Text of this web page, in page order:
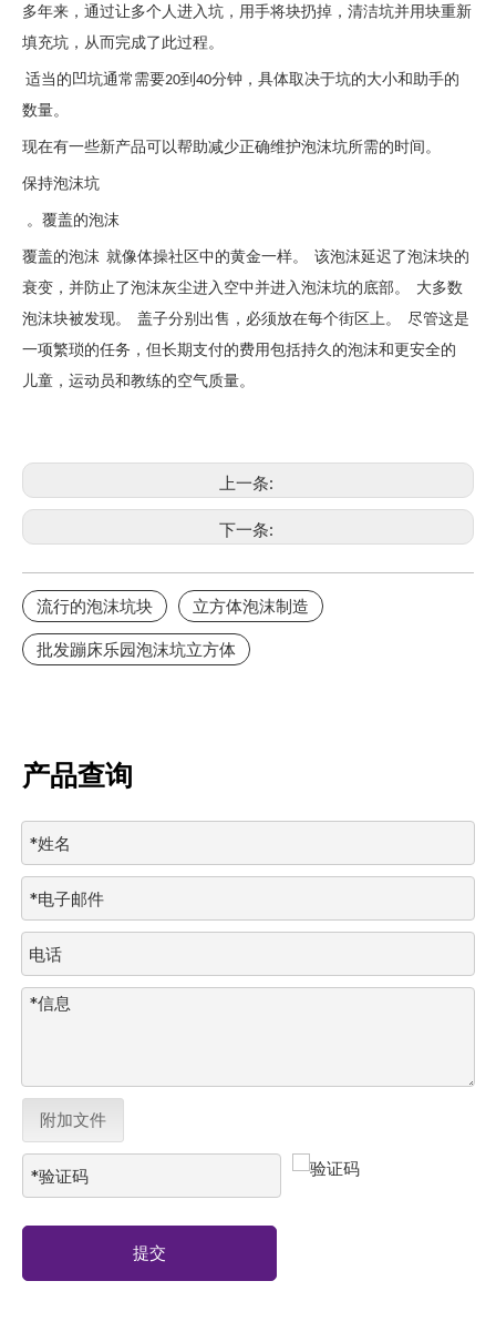
多年来，通过让多个人进入坑，用手将块扔掉，清洁坑并用块重新
填充坑，从而完成了此过程。
适当的凹坑通常需要20到40分钟，具体取决于坑的大小和助手的
数量。
现在有一些新产品可以帮助减少正确维护泡沫坑所需的时间。
保持泡沫坑
。覆盖的泡沫
覆盖的泡沫 就像体操社区中的黄金一样。 该泡沫延迟了泡沫块的
衰变，并防止了泡沫灰尘进入空中并进入泡沫坑的底部。 大多数
泡沫块被发现。 盖子分别出售，必须放在每个街区上。 尽管这是
一项繁琐的任务，但长期支付的费用包括持久的泡沫和更安全的
儿童， 运动员和教练的空气质量。
上一条:
下一条:
流行的泡沫坑块 立方体泡沫制造
批发蹦床乐园泡沫坑立方体
产品查询
附加文件
提交